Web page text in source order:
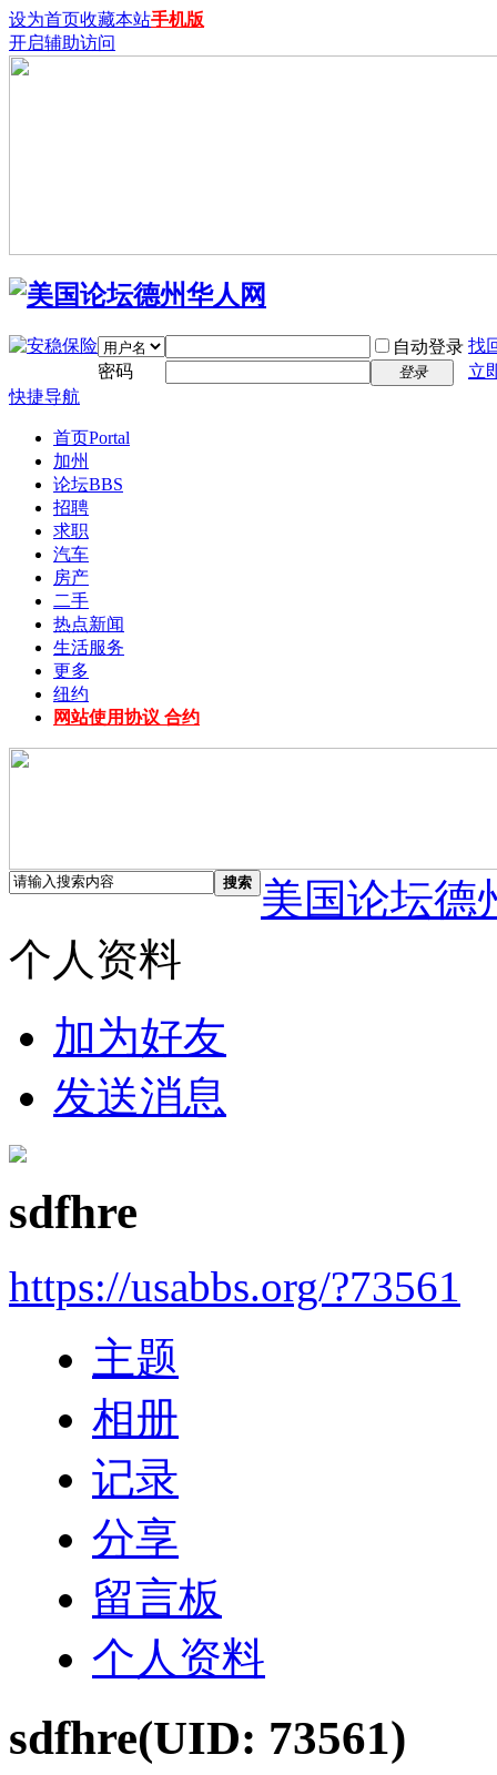
设为首页收藏本站手机版
开启辅助访问
自动登录 找
密码
登录
立
快捷导航
首页Portal
加州
论坛BBS
招聘
求职
汽车
房产
二手
热点新闻
生活服务
更多
纽约
网站使用协议 合约
搜索
美国论坛德
个人资料
加为好友
发送消息
sdfhre
https://usabbs.org/?73561
主题
相册
记录
分享
留言板
个人资料
sdfhre(UID: 73561)